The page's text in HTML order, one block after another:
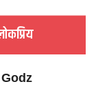
Godz